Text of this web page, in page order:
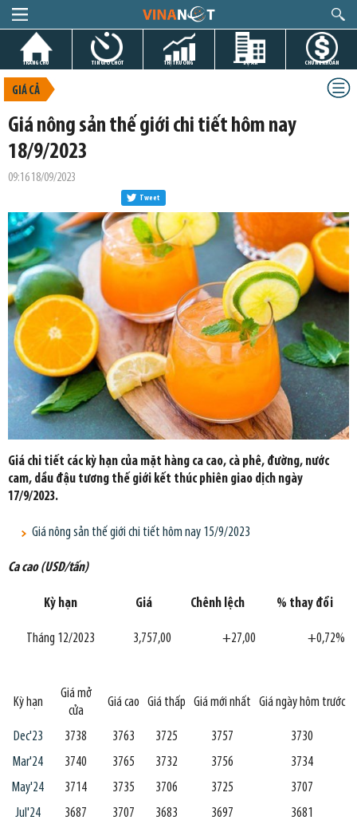
TRANG CHỦ TIN GIỜ CHÓT THỊ TRƯỜNG DỰ ÁN CHỨNG KHOÁN
GIÁ CẢ
Giá nông sản thế giới chi tiết hôm nay
18/9/2023
09:16 18/09/2023
Tweet
Giá chi tiết các kỳ hạn của mặt hàng ca cao, cà phê, đường, nước
cam, dầu đậu tương thế giới kết thúc phiên giao dịch ngày
17/9/2023.
Giá nông sản thế giới chi tiết hôm nay 15/9/2023
Ca cao (USD/tấn)
Kỳ hạn Giá Chênh lệch % thay đổi
Tháng 12/2023 3,757,00 +27,00 +0,72%
Kỳ hạn
Giá mở
cửa
Giá cao Giá thấp Giá mới nhất Giá ngày hôm trước
Dec'23 3738 3763 3725 3757
3730
Mar'24
3740 3765 3732 3756
3734
May'24
3714 3735 3706 3725
3707
Jul'24
3687 3707 3683 3697
3681